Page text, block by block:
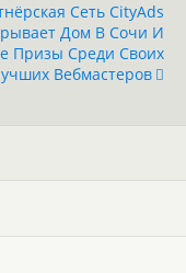
Сеть CityAds
Дом В Сочи И
Призы Среди Своих
Вебмастеров